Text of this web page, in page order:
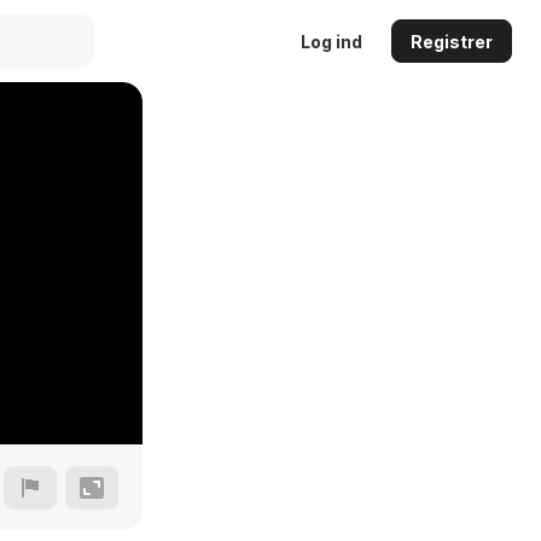
Log ind Registrer